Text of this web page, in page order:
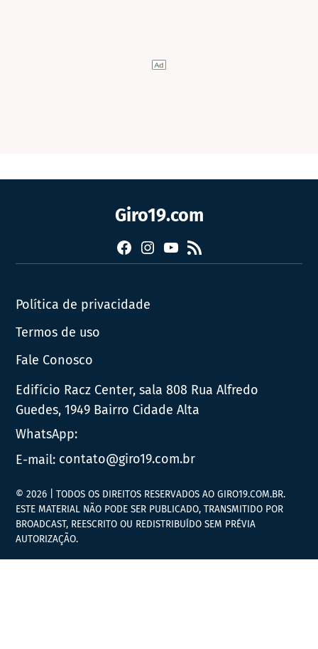
Giro19.com
FacebookInstagram
YouTube
RSS
Política de privacidade
Termos de uso
Fale Conosco
Edifício Racz Center, sala 808 Rua Alfredo
Guedes, 1949 Bairro Cidade Alta
WhatsApp:
E-mail: contato@giro19.com.br
© 2026 | TODOS OS DIREITOS RESERVADOS AO GIRO19.COM.BR.
ESTE MATERIAL NÃO PODE SER PUBLICADO, TRANSMITIDO POR
BROADCAST, REESCRITO OU REDISTRIBUÍDO SEM PRÉVIA
AUTORIZAÇÃO.